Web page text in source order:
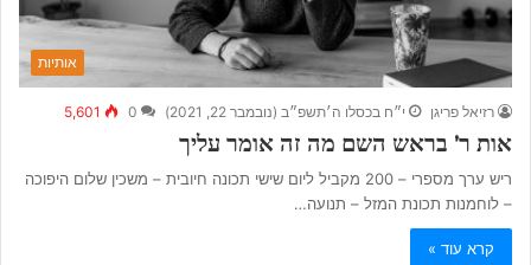
אותיות
רזיאל פריגן י״ח בכסלו ה׳תשפ״ב (נובמבר 22, 2021) 0
5,601
אות ר’ בראש השם מה זה אומר עליך
ריש ערך מספרי – 200 מקביל ליום שישי תכונה חיובית – משכין שלום היפוכה
– לוחמנות תכונת המזל – תנועה…
קרא עוד »